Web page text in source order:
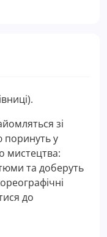
зі
поринуть у
мистецтва:
та доберуть
до